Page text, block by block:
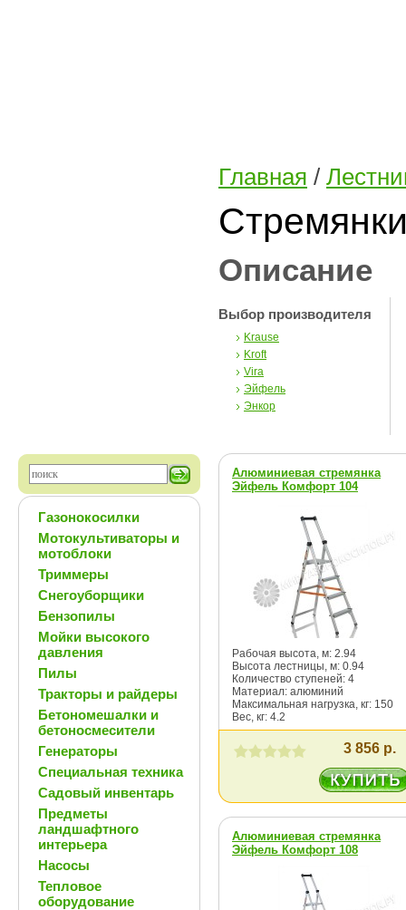
Газонокосилки
Мотокультиваторы и
мотоблоки
Триммеры
Снегоуборщики
Бензопилы
Мойки высокого
давления
Пилы
Тракторы и райдеры
Бетономешалки и
бетоносмесители
Генераторы
Специальная техника
Садовый инвентарь
Предметы
ландшафтного
интерьера
Насосы
Тепловое
оборудование
Главная /
Описание
Выбор производителя
Krause
Kroft
Vira
Эйфель
Энкор
Алюминиевая стремянка
Эйфель Комфорт 104
Рабочая высота, м: 2.94
Высота лестницы, м: 0.94
Количество ступеней: 4
Материал: алюминий
Максимальная нагрузка, кг: 150
Вес, кг: 4.2
3 856 р.
Алюминиевая стремянка
Эйфель Комфорт 108